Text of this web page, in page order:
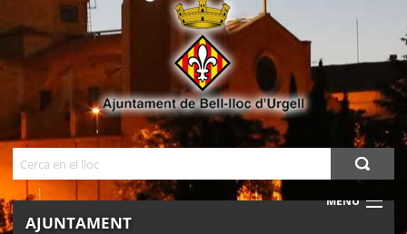
MENU
AJUNTAMENT